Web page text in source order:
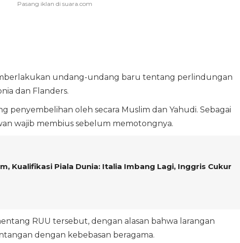
undang-undang baru tentang perlindungan
dan Flanders.
penyembelihan oleh secara Muslim dan Yahudi. Sebagai
wajib membius sebelum memotongnya.
Kualifikasi Piala Dunia: Italia Imbang Lagi, Inggris Cukur
RUU tersebut, dengan alasan bahwa larangan
dengan kebebasan beragama.